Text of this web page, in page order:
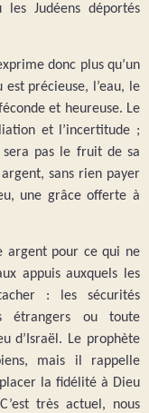
les Judéens déportés
donc plus qu’un
précieuse, l’eau, le
et heureuse. Le
et l’incertitude ;
pas le fruit de sa
sans rien payer
une grâce offerte à
argent pour ce qui ne
appuis auxquels les
: les sécurités
étrangers ou toute
d’Israël. Le prophète
mais il rappelle
la fidélité à Dieu
très actuel, nous